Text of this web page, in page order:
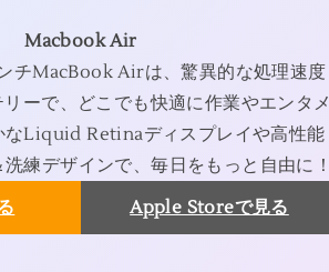
Macbook Air
チMacBook Airは、驚異的な処理速度
ーで、どこでも快適に作業やエンタメ
なLiquid Retinaディスプレイや高性能
練デザインで、毎日をもっと自由に！
Apple Storeで見る